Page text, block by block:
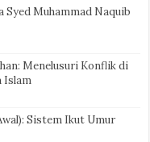
Syed Muhammad Naquib
Menelusuri Konflik di
Islam
Sistem Ikut Umur